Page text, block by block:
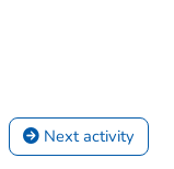
Next activity